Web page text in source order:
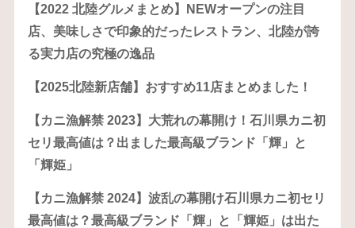
【2022 北陸グルメまとめ】NEWオープンの注目
店、美味しさで印象的だったレストラン、北陸が誇
る実力店の究極の逸品
【2025北陸新店舗】おすすめ11店まとめました！
【カニ漁解禁 2023】大荒れの幕開け！石川県カニ初
セリ最高値は？出ました最高級ブランド「輝」と
「輝姫」
【カニ漁解禁 2024】波乱の幕開け石川県カニ初セリ
最高値は？最高級ブランド「輝」と「輝姫」は出た